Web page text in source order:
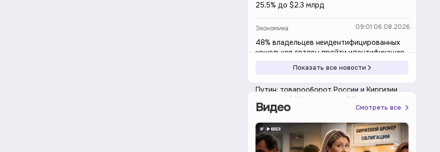
25,5% до $2,3 млрд
Экономика 09:01 06.08.2026
48% владельцев неидентифицированных
кошельков готовы пройти идентификацию
Путин: товарооборот России и Киргизии
вырос на 26% и превысил $5 млрд
Показать все новости
Видео Смотреть все